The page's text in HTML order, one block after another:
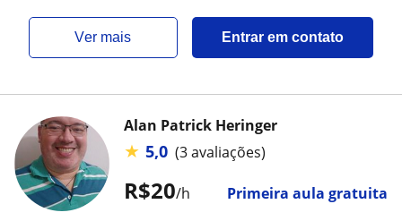
ver mais Entrar em contato
R$20/h Primeira aula gratuita
Alan Patrick Heringer
★ 5,0 (3 avaliações)